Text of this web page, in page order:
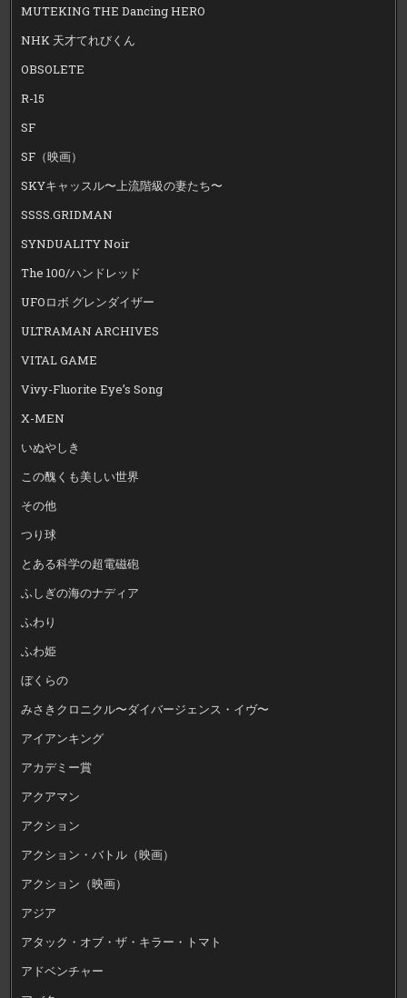
MUTEKING THE Dancing HERO
NHK 天才てれびくん
OBSOLETE
R-15
SF
SF（映画）
SKYキャッスル〜上流階級の妻たち〜
SSSS.GRIDMAN
SYNDUALITY Noir
The 100/ハンドレッド
UFOロボ グレンダイザー
ULTRAMAN ARCHIVES
VITAL GAME
Vivy-Fluorite Eye’s Song
X-MEN
いぬやしき
この醜くも美しい世界
その他
つり球
とある科学の超電磁砲
ふしぎの海のナディア
ふわり
ふわ姫
ぼくらの
みさきクロニクル〜ダイバージェンス・イヴ〜
アイアンキング
アカデミー賞
アクアマン
アクション
アクション・バトル（映画）
アクション（映画）
アジア
アタック・オブ・ザ・キラー・トマト
アドベンチャー